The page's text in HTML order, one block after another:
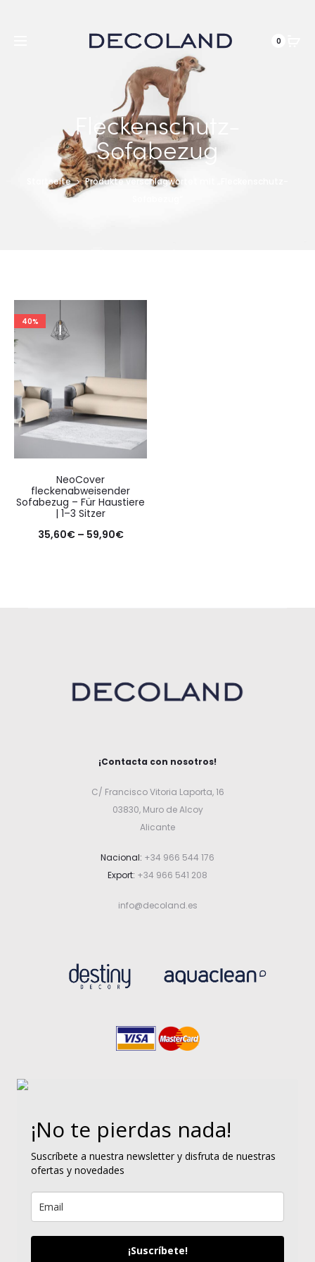
0
Fleckenschutz-
Sofabezug
Startseite
Produkte verschlagwortet mit „Fleckenschutz-
40%
NeoCover
fleckenabweisender
Sofabezug – Für Haustiere
| 1–3 Sitzer
35,60€– 59,90€
¡Contacta con nosotros!
C/ Francisco Vitoria Laporta, 16
03830, Muro de Alcoy
Alicante
Nacional: +34 966 544 176
Export: +34 966 541 208
info@decoland.es
¡No te pierdas nada!
Suscríbete a nuestra newsletter y disfruta de nuestras
ofertas y novedades
¡Suscríbete!